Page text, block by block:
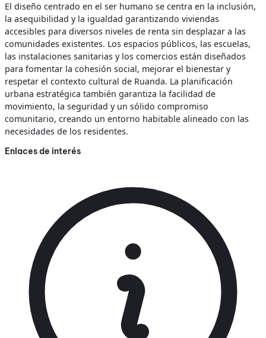
El diseño centrado en el ser humano se centra en la inclusión,
la asequibilidad y la igualdad garantizando viviendas
accesibles para diversos niveles de renta sin desplazar a las
comunidades existentes. Los espacios públicos, las escuelas,
las instalaciones sanitarias y los comercios están diseñados
para fomentar la cohesión social, mejorar el bienestar y
respetar el contexto cultural de Ruanda. La planificación
urbana estratégica también garantiza la facilidad de
movimiento, la seguridad y un sólido compromiso
comunitario, creando un entorno habitable alineado con las
necesidades de los residentes.
Enlaces de interés